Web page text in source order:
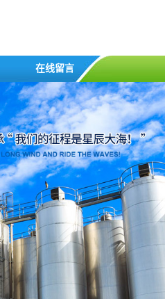
在线留言